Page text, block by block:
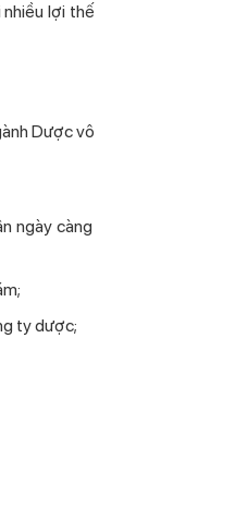
lợi thế
Dược vô
ngày càng
ty dược;